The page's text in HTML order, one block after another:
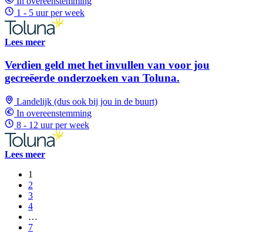
1 - 5 uur per week
Lees meer
Verdien geld met het invullen van voor jou
gecreëerde onderzoeken van Toluna.
Landelijk (dus ook bij jou in de buurt)
In overeenstemming
8 - 12 uur per week
Lees meer
1
2
3
4
…
7